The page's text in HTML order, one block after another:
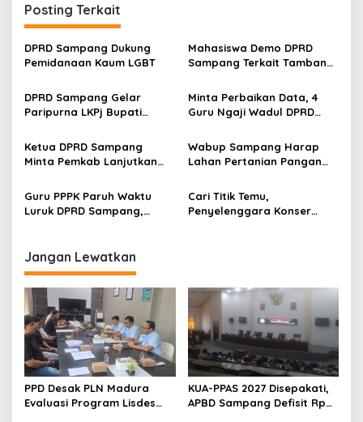
Posting Terkait
DPRD Sampang Dukung
Pemidanaan Kaum LGBT
Mahasiswa Demo DPRD
Sampang Terkait Tambang
DPRD Sampang Gelar
Paripurna LKPj Bupati
Minta Perbaikan Data, 4
Guru Ngaji Wadul DPRD
Ketua DPRD Sampang
Minta Pemkab Lanjutkan
Masyarakat
Wabup Sampang Harap
Lahan Pertanian Pangan
Guru PPPK Paruh Waktu
Luruk DPRD Sampang,
Cari Titik Temu,
Penyelenggara Konser
Jangan Lewatkan
PPD Desak PLN Madura
Evaluasi Program Lisdes
KUA-PPAS 2027 Disepakati,
APBD Sampang Defisit Rp